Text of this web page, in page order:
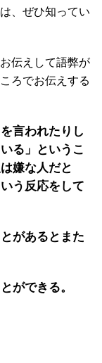
、ぜひ知ってい
伝えして語弊が
ろでお伝えする
言われたりし
る」というこ
嫌な人だと
う反応をして
があるとまた
ができる。